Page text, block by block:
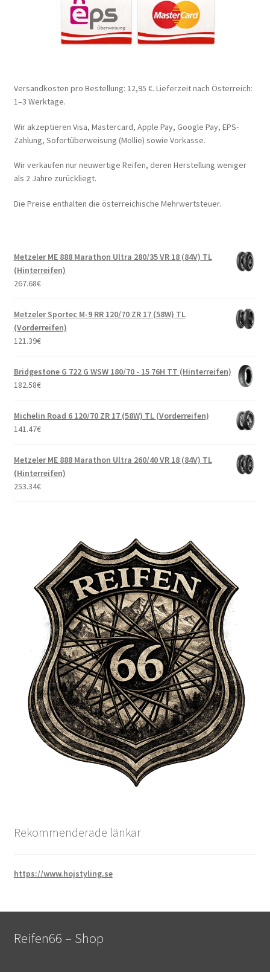
Versandkosten pro Bestellung: 12,95 €. Lieferzeit nach Österreich:
1–3 Werktage.
Wir akzeptieren Visa, Mastercard, Apple Pay, Google Pay, EPS-
Zahlung, Sofortüberweisung (Mollie) sowie Vorkasse.
Wir verkaufen nur neuwertige Reifen, deren Herstellung weniger
als 2 Jahre zurückliegt.
Die Preise enthalten die österreichische Mehrwertsteuer.
Metzeler ME 888 Marathon Ultra 280/35 VR 18 (84V) TL
(Hinterreifen)
267.68€
Metzeler Sportec M-9 RR 120/70 ZR 17 (58W) TL
(Vorderreifen)
121.39€
Bridgestone G 722 G WSW 180/70 - 15 76H TT (Hinterreifen)
182.58€
Michelin Road 6 120/70 ZR 17 (58W) TL (Vorderreifen)
141.47€
Metzeler ME 888 Marathon Ultra 260/40 VR 18 (84V) TL
(Hinterreifen)
253.34€
Rekommenderade länkar
https://www.hojstyling.se
Reifen66 – Shop